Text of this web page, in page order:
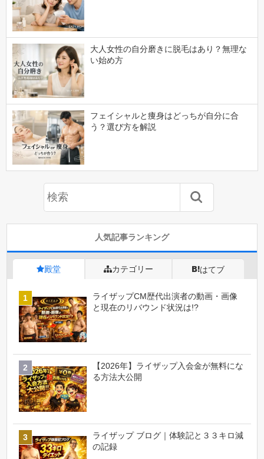
大人女性の自分磨きに脱毛はあり？無理な
い始め方
フェイシャルと痩身はどっちが自分に合
う？選び方を解説
人気記事ランキング
殿堂 カテゴリー はてブ
ライザップCM歴代出演者の動画・画像
と現在のリバウンド状況は!?
【2026年】ライザップ入会金が無料にな
る方法大公開
ライザップ ブログ｜体験記と３３キロ減
の記録